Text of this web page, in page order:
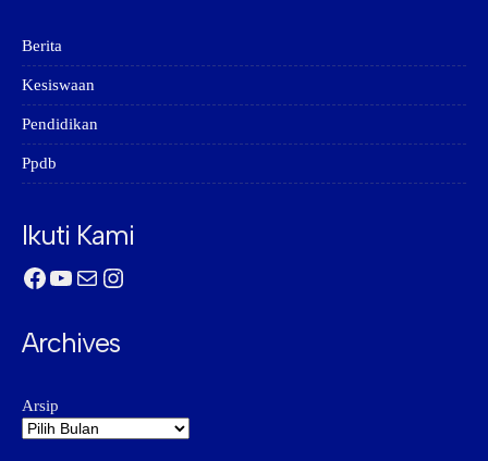
Berita
Kesiswaan
Pendidikan
Ppdb
Ikuti Kami
Facebook
YouTube
MailInstagram
Archives
Arsip